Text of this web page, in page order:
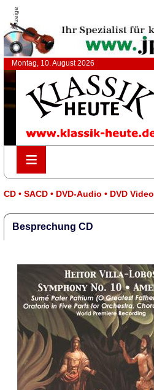
Anzeige
Montag, 10. August 2026
≡
≡
CD • SACD • DVD-Audio • DVD Video
Besprechung CD